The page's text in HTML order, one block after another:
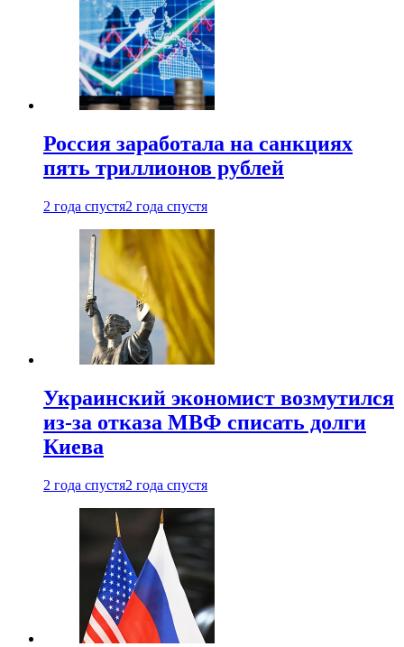
Россия заработала на санкциях
пять триллионов рублей
2 года спустя2 года спустя
Украинский экономист возмутился
из-за отказа МВФ списать долги
Киева
2 года спустя2 года спустя